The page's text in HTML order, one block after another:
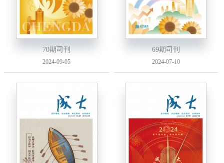
70期司刊
2024-09-05
69期司刊
2024-07-10